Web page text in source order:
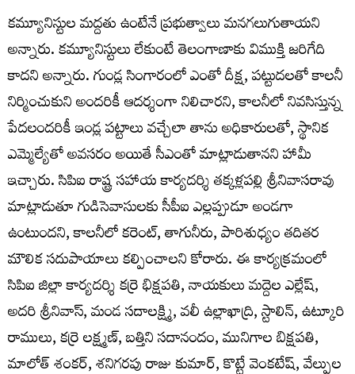
కమ్యూనిస్టుల మద్దతు ఉంటేనే ప్రభుత్వాలు మనగలుగుతాయని
అన్నారు. కమ్యూనిస్టులు లేకుంటే తెలంగాణాకు విముక్తి జరిగేది
కాదని అన్నారు. గుండ్ల సింగారంలో ఎంతో దీక్ష, పట్టుదలతో కాలనీ
నిర్మించుకుని అందరికీ ఆదర్శంగా నిలిచారని, కాలనీలో నివసిస్తున్న
పేదలందరికీ ఇండ్ల పట్టాలు వచ్చేలా తాను అధికారులతో, స్థానిక
ఎమ్మెల్యేతో అవసరం అయితే సీఎంతో మాట్లాడుతానని హామీ
ఇచ్చారు. సిపిఐ రాష్ట్ర సహాయ కార్యదర్శి తక్కళ్లపల్లి శ్రీనివాసరావు
మాట్లాడుతూ గుడిసెవాసులకు సీపీఐ ఎల్లప్పుడూ అండగా
ఉంటుందని, కాలనీలో కరెంట్, తాగునీరు, పారిశుధ్యం తదితర
మౌలిక సదుపాయాలు కల్పించాలని కోరారు. ఈ కార్యక్రమంలో
సిపిఐ జిల్లా కార్యదర్శి కర్రె భిక్షపతి, నాయకులు మద్దెల ఎల్లేష్,
అదరి శ్రీనివాస్, మండ సదాలక్ష్మి, వలీ ఉల్లాఖాద్రి, స్టాలిన్, ఉట్కూరి
రాములు, కర్రె లక్ష్మణ్, బత్తిని సదానందం, మునిగాల బిక్షపతి,
మాలోత్ శంకర్, శనిగరపు రాజు కుమార్, కొట్టే వెంకటేష్, వేల్పుల